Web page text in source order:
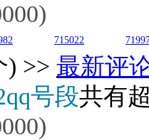
715022
) >> 最新评
号段共有